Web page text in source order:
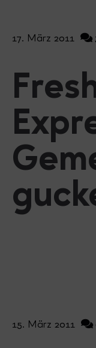
17. März 2011
15. März 2011